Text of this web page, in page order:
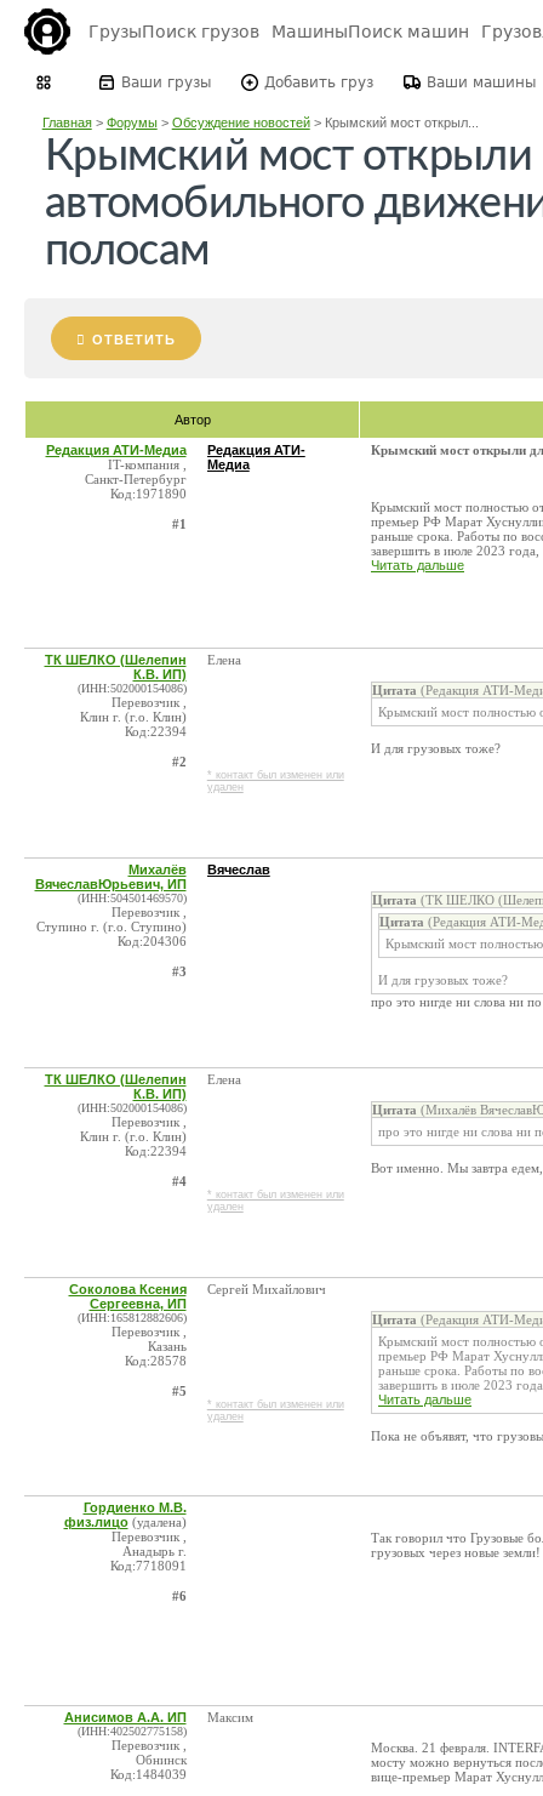
ГрузыПоиск грузов МашиныПоиск машин
Ваши грузы Добавить груз Ваши машины
Главная> Форумы> Обсуждение новостей> Крымский мост открыл...
Крымский мост открыли
автомобильного
полосам
ОТВЕТИТЬ
Автор
Редакция АТИ-Медиа
IT-компания ,
Санкт-Петербург
Код:1971890
#1
Редакция АТИ-
Медиа
Крымский мост открыли
Крымский мост полностью
премьер РФ Марат
раньше срока. Работы по
завершить в июле 2023 года,
Читать дальше
ТК ШЕЛКО (Шелепин
К.В. ИП)
(ИНН:502000154086)
Перевозчик ,
Клин г. (г.о. Клин)
Код:22394
#2
Елена
* контакт был изменен или
удален
Цитата (Редакция АТИ-
Крымский мост полностью
И для грузовых тоже?
Михалёв
ВячеславЮрьевич, ИП
(ИНН:504501469570)
Перевозчик ,
Ступино г. (г.о. Ступино)
Код:204306
#3
Вячеслав
Цитата (ТК ШЕЛКО
Цитата (Редакция АТИ-
Крымский мост
И для грузовых тоже?
про это нигде ни слова ни
ТК ШЕЛКО (Шелепин
К.В. ИП)
(ИНН:502000154086)
Перевозчик ,
Клин г. (г.о. Клин)
Код:22394
#4
Елена
* контакт был изменен или
удален
Цитата (Михалёв
про это нигде ни слова ни
Вот именно. Мы завтра
Соколова Ксения
Сергеевна, ИП
(ИНН:165812882606)
Перевозчик ,
Казань
Код:28578
#5
Сергей Михайлович
* контакт был изменен или
удален
Цитата (Редакция АТИ-
Крымский мост полностью
премьер РФ Марат
раньше срока. Работы по
завершить в июле 2023
Читать дальше
Пока не объявят, что
Гордиенко М.В.
физ.лицо (удалена)
Перевозчик ,
Анадырь г.
Код:7718091
#6
Так говорил что Грузовые
грузовых через новые земли!
Анисимов А.А. ИП
(ИНН:402502775158)
Перевозчик ,
Обнинск
Код:1484039
Максим
Москва. 21 февраля.
мосту можно вернуться
вице-премьер Марат